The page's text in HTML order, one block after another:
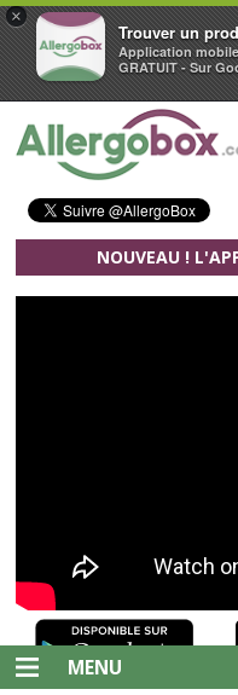
×
Trouver un
Application mobile
GRATUIT - Sur
Aller au contenu principal
NOUVEAU !
MENU